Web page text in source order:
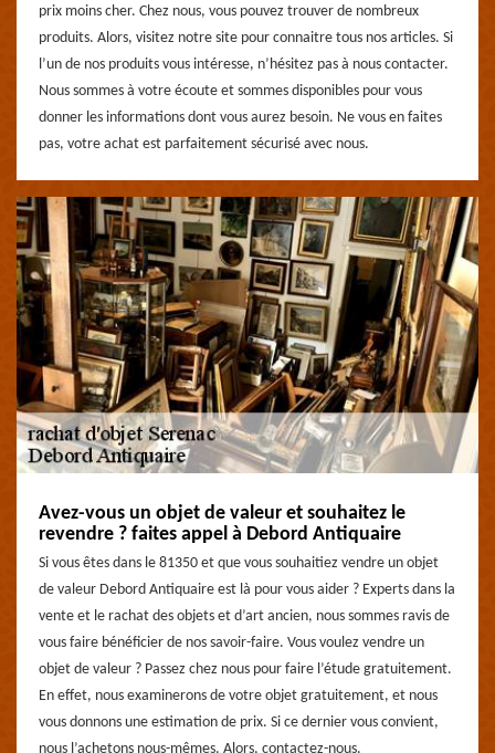
prix moins cher. Chez nous, vous pouvez trouver de nombreux
produits. Alors, visitez notre site pour connaitre tous nos articles. Si
l’un de nos produits vous intéresse, n’hésitez pas à nous contacter.
Nous sommes à votre écoute et sommes disponibles pour vous
donner les informations dont vous aurez besoin. Ne vous en faites
pas, votre achat est parfaitement sécurisé avec nous.
Avez-vous un objet de valeur et souhaitez le
revendre ? faites appel à Debord Antiquaire
Si vous êtes dans le 81350 et que vous souhaitiez vendre un objet
de valeur Debord Antiquaire est là pour vous aider ? Experts dans la
vente et le rachat des objets et d’art ancien, nous sommes ravis de
vous faire bénéficier de nos savoir-faire. Vous voulez vendre un
objet de valeur ? Passez chez nous pour faire l’étude gratuitement.
En effet, nous examinerons de votre objet gratuitement, et nous
vous donnons une estimation de prix. Si ce dernier vous convient,
nous l’achetons nous-mêmes. Alors, contactez-nous.